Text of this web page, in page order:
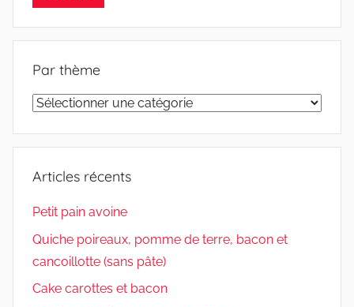
Par thème
Par
Articles récents
Petit pain avoine
Quiche poireaux, pomme de terre, bacon et
cancoillotte (sans pâte)
Cake carottes et bacon